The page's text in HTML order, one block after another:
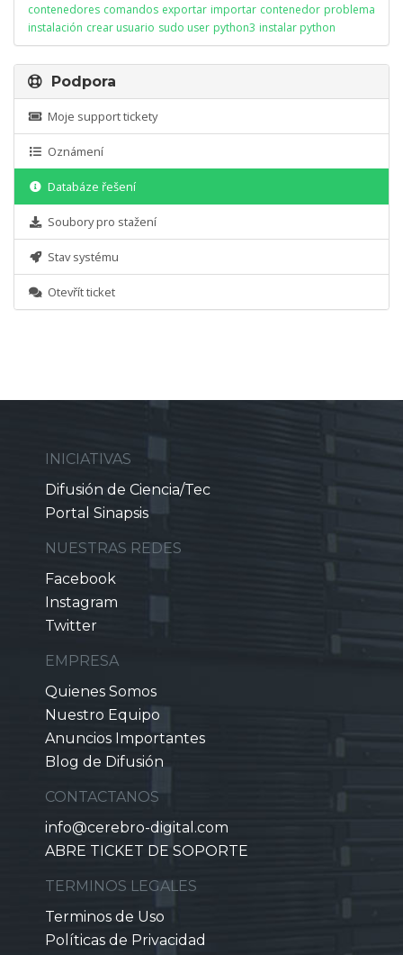
contenedores comandos exportar importar contenedor problema
instalación crear usuario sudo user python3 instalar python
Podpora
Moje support tickety
Oznámení
Databáze řešení
Soubory pro stažení
Stav systému
Otevřít ticket
INICIATIVAS
Difusión de Ciencia/Tec
Portal Sinapsis
NUESTRAS REDES
Facebook
Instagram
Twitter
EMPRESA
Quienes Somos
Nuestro Equipo
Anuncios Importantes
Blog de Difusión
CONTACTANOS
info@cerebro-digital.com
ABRE TICKET DE SOPORTE
TERMINOS LEGALES
Terminos de Uso
Políticas de Privacidad